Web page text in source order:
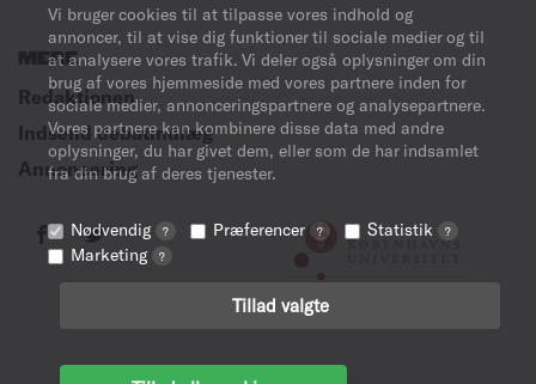
Vi bruger cookies til at tilpasse vores indhold og
annoncer, til at vise dig funktioner til sociale medier og til
at analysere vores trafik. Vi deler også oplysninger om din
brug af vores hjemmeside med vores partnere inden for
sociale medier, annonceringspartnere og analysepartnere.
Vores partnere kan kombinere disse data med andre
oplysninger, du har givet dem, eller som de har indsamlet
fra din brug af deres tjenester.
Nødvendig ? Præferencer ? Statistik ?
Marketing ?
Tillad valgte
MERE
Redaktionen
Indsend debatindlæg
Annoncering